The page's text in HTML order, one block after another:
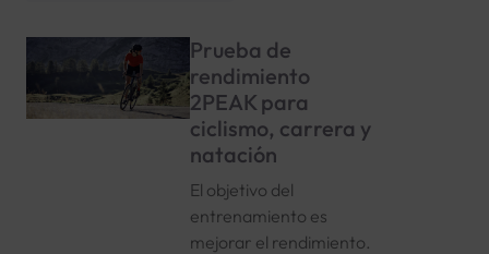
Prueba de
rendimiento
2PEAK para
ciclismo, carrera y
natación
El objetivo del
entrenamiento es
mejorar el rendimiento.